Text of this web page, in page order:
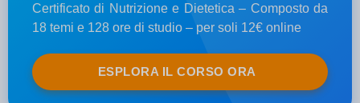
Certificato di Nutrizione e Dietetica – Composto da
18 temi e 128 ore di studio – per soli 12€ online
ESPLORA IL CORSO ORA